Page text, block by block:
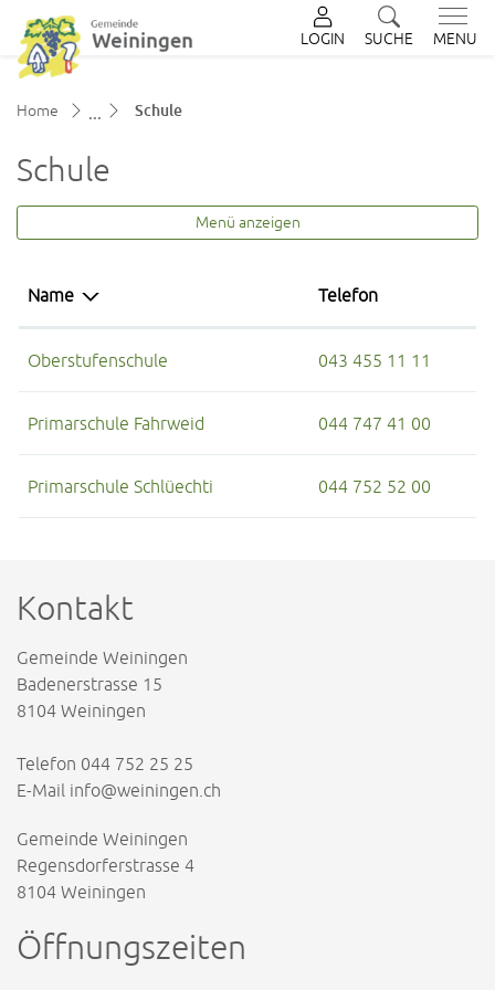
zur Startseite
Direkt zur Hauptnavigation
Direkt zum Inhalt
Direkt zur Suche
Direkt zum Stichwortverzeichnis
LOGIN SUCHE MENU
Home Schule(ausgewählt)
Schule
Menü anzeigen
Name Telefon
Oberstufenschule 043 455 11 11
Primarschule Fahrweid 044 747 41 00
Primarschule Schlüechti 044 752 52 00
Kontakt
Gemeinde Weiningen
Badenerstrasse 15
8104 Weiningen
Telefon 044 752 25 25
E-Mail info@weiningen.ch
Gemeinde Weiningen
Regensdorferstrasse 4
8104 Weiningen
Öffnungszeiten